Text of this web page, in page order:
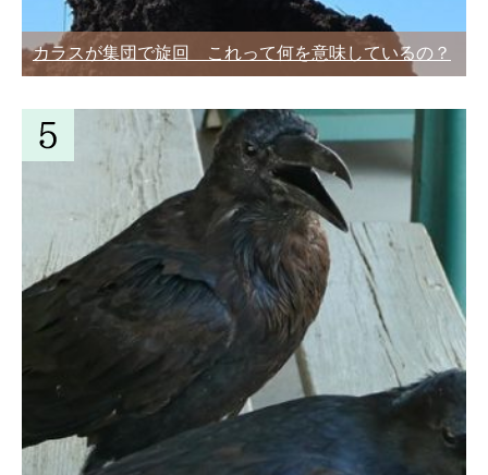
カラスが集団で旋回 これって何を意味しているの？